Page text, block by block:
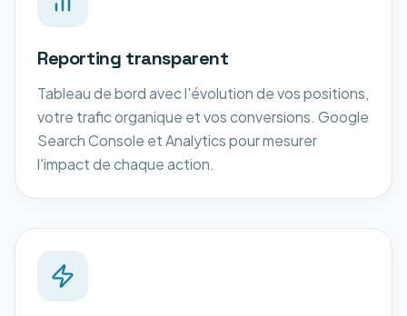
Reporting transparent
Tableau de bord avec l'évolution de vos positions,
votre trafic organique et vos conversions. Google
Search Console et Analytics pour mesurer
l'impact de chaque action.